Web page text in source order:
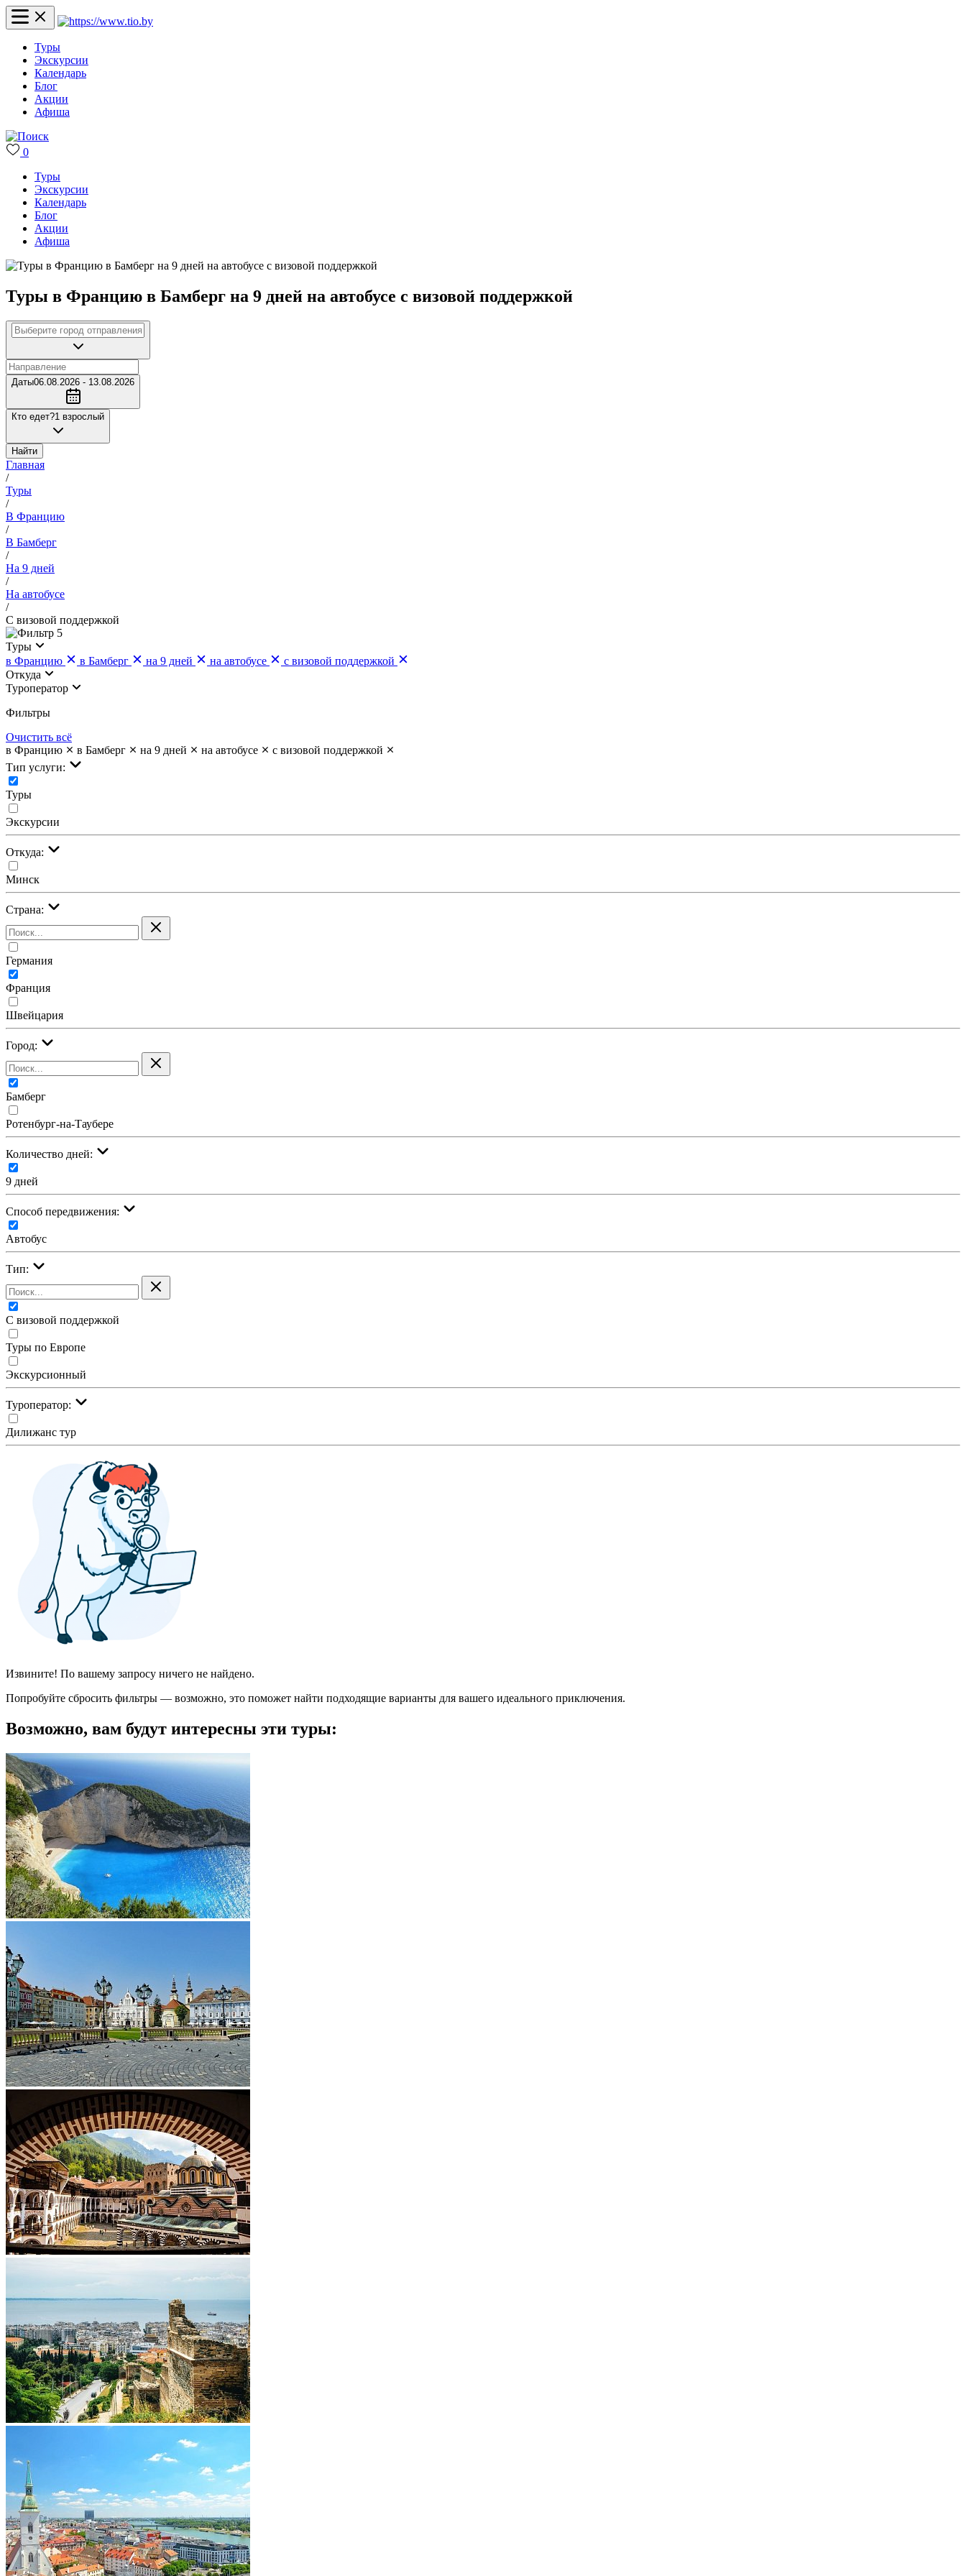
Туры
Экскурсии
Календарь
Блог
Акции
Афиша
0
Туры
Экскурсии
Календарь
Блог
Акции
Афиша
Туры в Францию в Бамберг на 9 дней на автобусе с визовой поддержкой
Даты06.08.2026 - 13.08.2026
Кто едет?1 взрослый
Найти
Главная
/
Туры
/
В Францию
/
В Бамберг
/
На 9 дней
/
На автобусе
/
С визовой поддержкой
5
Туры
в Францию
в Бамберг на 9 дней на автобусе
с визовой поддержкой
Откуда
Туроператор
Фильтры
Очистить всё
в Францию
в Бамберг на 9 дней на автобусе
с визовой поддержкой
Тип услуги:
Туры
Экскурсии
Откуда:
Минск
Страна:
Германия
Франция
Швейцария
Город:
Бамберг
Ротенбург-на-Таубере
Количество дней:
9 дней
Cпособ передвижения:
Автобус
Тип:
С визовой поддержкой
Туры по Европе
Экскурсионный
Туроператор:
Дилижанс тур
Извините! По вашему запросу ничего не найдено.
Попробуйте сбросить фильтры — возможно, это поможет найти подходящие варианты для вашего идеального приключения.
Возможно, вам будут интересны эти туры: